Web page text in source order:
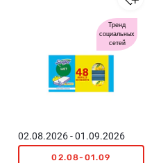
Тренд
социальных
сетей
02.08.2026 - 01.09.2026
02.08-01.09